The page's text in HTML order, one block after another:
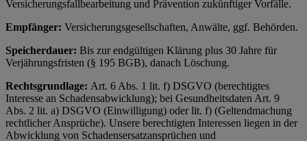
Versicherungsfallbearbeitung und Prävention zukünftiger Vorfälle.
Empfänger: Versicherungsgesellschaften, Anwälte, ggf. Behörden.
Speicherdauer: Bis zur endgültigen Klärung plus 30 Jahre für
Verjährungsfristen (§ 195 BGB), danach Löschung.
Rechtsgrundlage: Art. 6 Abs. 1 lit. f) DSGVO (berechtigtes
Interesse an Schadensabwicklung); bei Gesundheitsdaten Art. 9
Abs. 2 lit. a) DSGVO (Einwilligung) oder lit. f) (Geltendmachung
rechtlicher Ansprüche). Unsere berechtigten Interessen liegen in der
Abwicklung von Schadensersatzansprüchen und